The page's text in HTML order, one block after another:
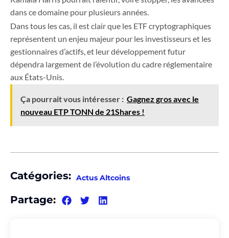
dans ce domaine pour plusieurs années.
Dans tous les cas, il est clair que les ETF cryptographiques
représentent un enjeu majeur pour les investisseurs et les
gestionnaires d’actifs, et leur développement futur
dépendra largement de l’évolution du cadre réglementaire
aux États-Unis.
Ça pourrait vous intéresser : Gagnez gros avec le
nouveau ETP TONN de 21Shares !
Catégories: Actus Altcoins
Partage: